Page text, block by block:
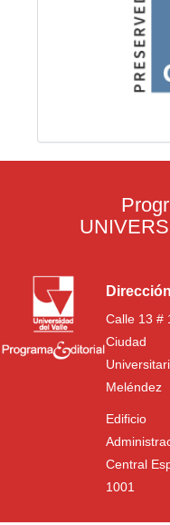
Calle 13 #
Ciudad
Meléndez
Edificio
Central
1001